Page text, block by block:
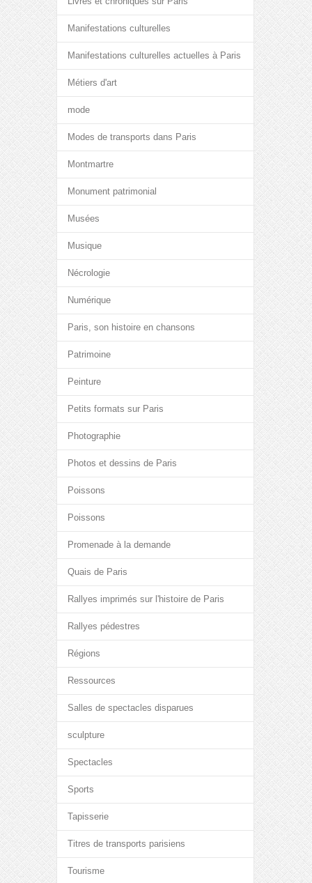
Manifestations culturelles
Manifestations culturelles actuelles à Paris
Métiers d'art
mode
Modes de transports dans Paris
Montmartre
Monument patrimonial
Musées
Musique
Nécrologie
Numérique
Paris, son histoire en chansons
Patrimoine
Peinture
Petits formats sur Paris
Photographie
Photos et dessins de Paris
Poissons
Poissons
Promenade à la demande
Quais de Paris
Rallyes imprimés sur l'histoire de Paris
Rallyes pédestres
Régions
Ressources
Salles de spectacles disparues
sculpture
Spectacles
Sports
Tapisserie
Titres de transports parisiens
Tourisme